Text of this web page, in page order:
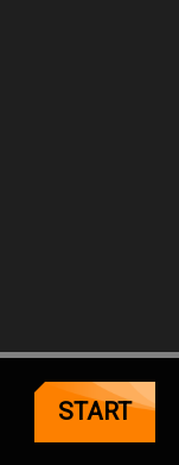
START